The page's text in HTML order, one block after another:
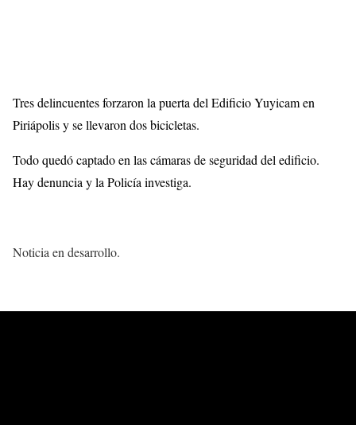
Tres delincuentes forzaron la puerta del Edificio Yuyicam en
Piriápolis y se llevaron dos bicicletas.
Todo quedó captado en las cámaras de seguridad del edificio.
Hay denuncia y la Policía investiga.
Noticia en desarrollo.